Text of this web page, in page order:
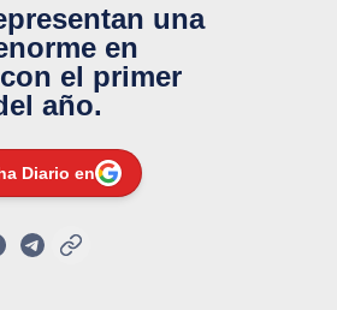
una
en
el primer
año.
Diario en